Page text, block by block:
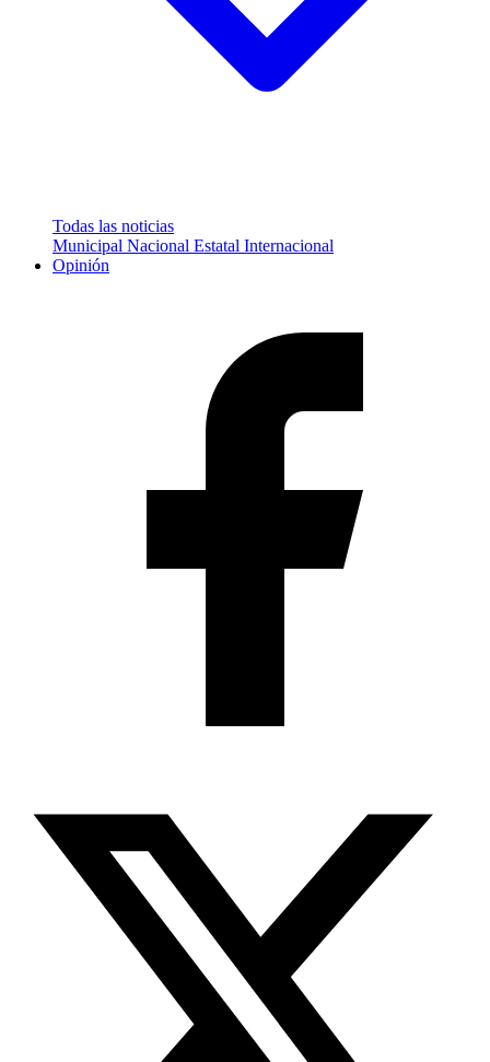
Todas las noticias
Municipal Nacional Estatal Internacional
Opinión